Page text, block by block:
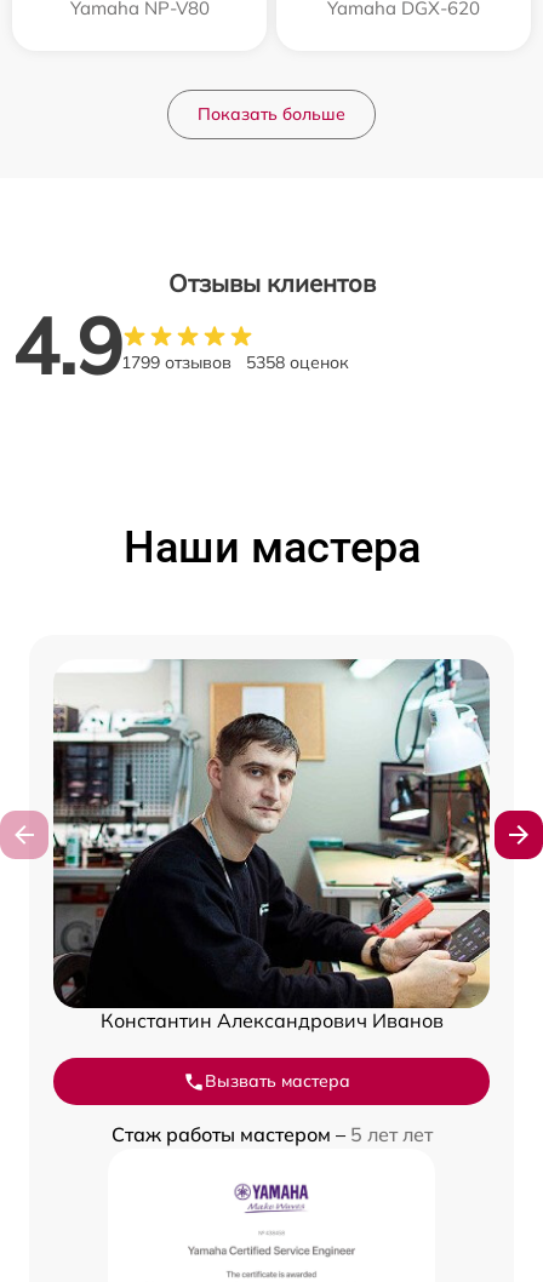
Yamaha NP-V80 Yamaha DGX-620
Показать больше
Отзывы клиентов
4.91799 отзывов 5358 оценок
Наши мастера
Константин Александрович Иванов
Вызвать мастера
Стаж работы мастером – 5 лет лет